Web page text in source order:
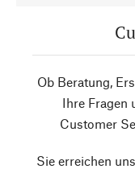
Ob Beratung,
Ihre Fragen
Customer
Sie erreichen